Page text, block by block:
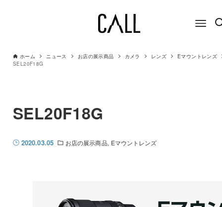
ホーム ニュース お店の展示商品 カメラ レンズ
Eマウントレンズ
SEL20F18G
SEL20F18G
2020.03.05 お店の展示商品 Eマウントレンズ